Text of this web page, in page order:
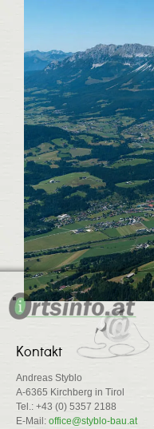
Kontakt
Andreas Styblo
A-6365 Kirchberg in Tirol
Tel.: +43 (0) 5357 2188
E-Mail: office@styblo-bau.at